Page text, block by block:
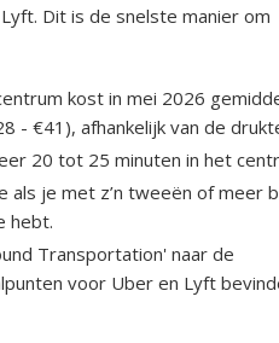
Dit is de snelste manier om
kost in mei 2026
- €41), afhankelijk van de
20 tot 25 minuten in het
als je met z’n tweeën of meer
hebt.
Transportation' naar de
voor Uber en Lyft